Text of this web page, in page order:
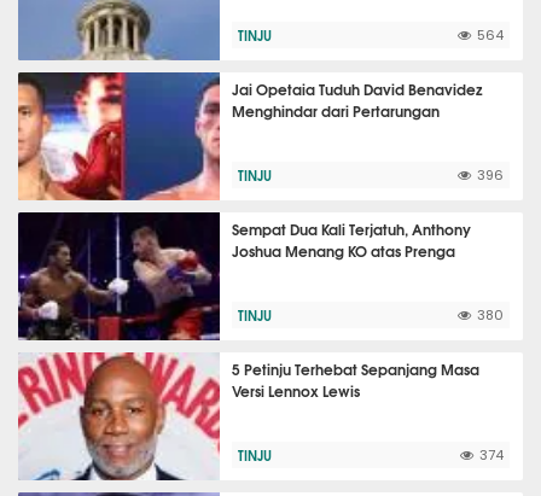
TINJU 564
Jai Opetaia Tuduh David Benavidez
Menghindar dari Pertarungan
TINJU 396
Sempat Dua Kali Terjatuh, Anthony
Joshua Menang KO atas Prenga
TINJU 380
5 Petinju Terhebat Sepanjang Masa
Versi Lennox Lewis
TINJU 374